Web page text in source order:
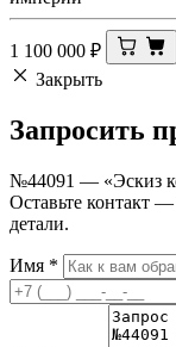
1 100 000 ₽
Закрыть
Запросить
№44091 — «Эскиз
Оставьте контакт
детали.
Имя *